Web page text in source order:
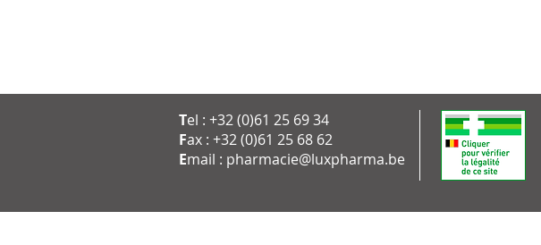
Tel : +32 (0)61 25 69 34
Fax : +32 (0)61 25 68 62
Email : pharmacie@luxpharma.be